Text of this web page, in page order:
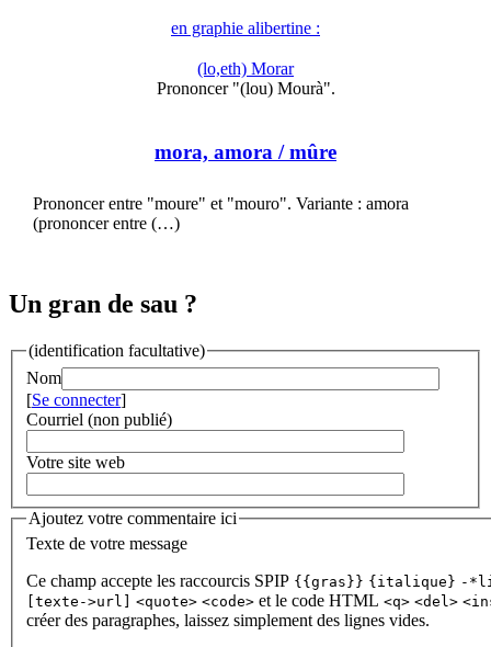
en graphie alibertine :
(lo,eth) Morar
Prononcer "(lou) Mourà".
mora, amora / mûre
Prononcer entre "moure" et "mouro". Variante : amora
(prononcer entre (…)
Un gran de sau ?
(identification facultative)
Nom
[Se connecter]
Courriel (non publié)
Votre site web
Ajoutez votre commentaire ici
Texte de votre message
Ce champ accepte les raccourcis SPIP {{gras}} {italique} -
[texte->url]
<quote> <code> et le code HTML <q> <del>
créer des paragraphes, laissez simplement des lignes vides.